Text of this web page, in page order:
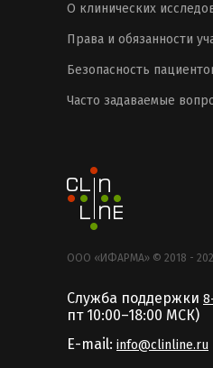
О клинических
Права и обязанности
Безопасность
Часто задаваемые
ООО «ИФАРМА» © 2018 -
Служба поддержки
пт 10:00–18:00 MCК)
E-mail: info@clinline.ru